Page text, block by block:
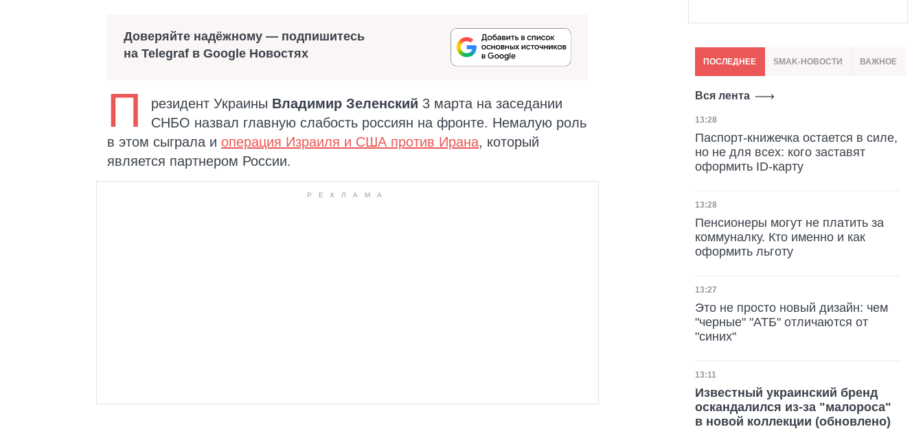
Доверяйте надёжному — подпишитесь
на Telegraf в Google Новостях
П резидент Украины Владимир Зеленский 3 марта на заседании
СНБО назвал главную слабость россиян на фронте. Немалую роль
в этом сыграла и операция Израиля и США против Ирана, который
является партнером России.
ПОСЛЕДНЕЕ SMAK-НОВОСТИ ВАЖНОЕ
Вся лента
Дата публикации
13:28
Паспорт-книжечка остается в силе,
но не для всех: кого заставят
оформить ID-карту
Дата публикации
13:28
Пенсионеры могут не платить за
коммуналку. Кто именно и как
оформить льготу
Дата публикации
13:27
Это не просто новый дизайн: чем
"черные" "АТБ" отличаются от
"синих"
Дата публикации
13:11
Известный украинский бренд
оскандалился из-за "малороса"
в новой коллекции (обновлено)